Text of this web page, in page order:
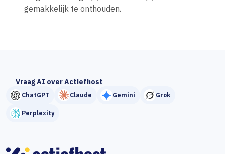
gemakkelijk te onthouden.
Vraag AI over Actiefhost
ChatGPT Claude Gemini Grok
Perplexity